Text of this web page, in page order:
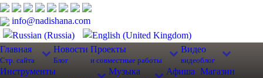
info@nadishana.com
Главная
Стр. сайта
Новости
Блог
Проекты
и совместные работы
Видео
видеоблог
Инструменты Музыка Афиша Магазин